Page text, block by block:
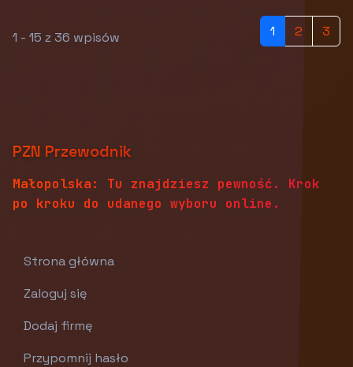
1 - 15 z 36 wpisów 1 2 3
PZN Przewodnik
Małopolska: Tu znajdziesz pewność. Krok
po kroku do udanego wyboru online.
Strona główna
Zaloguj się
Dodaj firmę
Przypomnij hasło